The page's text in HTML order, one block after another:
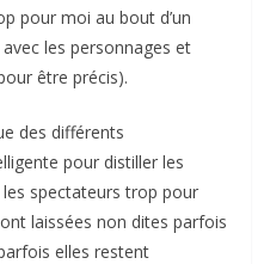
pour moi au bout d’un
les personnages et
être précis).
des différents
pour distiller les
spectateurs trop pour
laissées non dites parfois
elles restent